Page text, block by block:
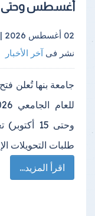
أغسطس وحتى 15
02 أغسطس 2026 |
نشر فى آخر الأخبار
جامعة بنها تُعلن فتح
وحتى 15
طلبات التحويلات
اقرأ المزيد...